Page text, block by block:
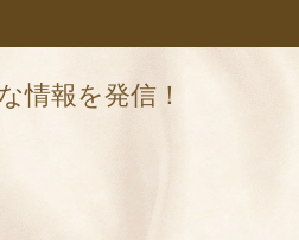
情報を発信！